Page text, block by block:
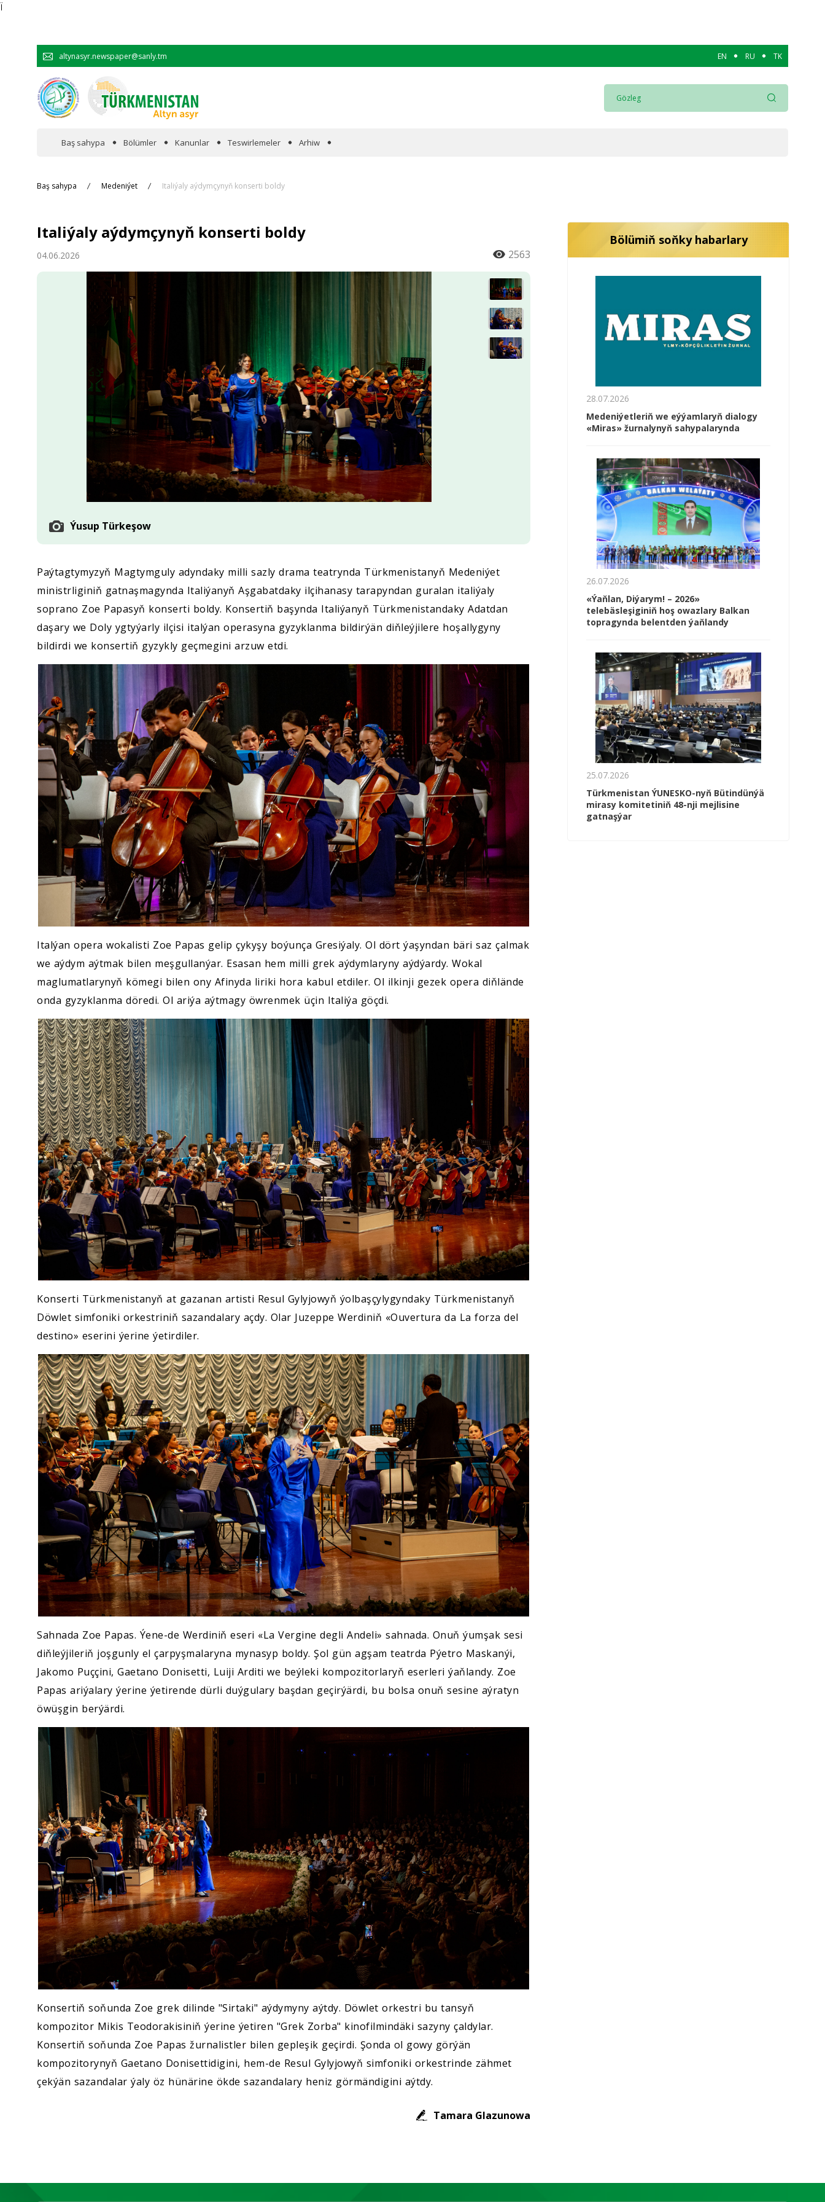
Ï
altynasyr.newspaper@sanly.tm EN RU TK
Baş sahypa Bölümler
Hyzmatdaşlyk
Ykdysadyýet
Jemgyýet
Medeniýet
Ylym
Sport
Kanunlar Teswirlemeler Arhiw
Baş sahypa Medeniýet Italiýaly aýdymçynyň konserti boldy
Italiýaly aýdymçynyň konserti boldy
04.06.2026 2563
Ýusup Türkeşow
Paýtagtymyzyň Magtymguly adyndaky milli sazly drama teatrynda Türkmenistanyň Medeniýet
ministrliginiň gatnaşmagynda Italiýanyň Aşgabatdaky ilçihanasy tarapyndan guralan italiýaly
soprano Zoe Papasyň konserti boldy. Konsertiň başynda Italiýanyň Türkmenistandaky Adatdan
daşary we Doly ygtyýarly ilçisi italýan operasyna gyzyklanma bildirýän diňleýjilere hoşallygyny
bildirdi we konsertiň gyzykly geçmegini arzuw etdi.
Italýan opera wokalisti Zoe Papas gelip çykyşy boýunça Gresiýaly. Ol dört ýaşyndan bäri saz çalmak
we aýdym aýtmak bilen meşgullanýar. Esasan hem milli grek aýdymlaryny aýdýardy. Wokal
maglumatlarynyň kömegi bilen ony Afinyda liriki hora kabul etdiler. Ol ilkinji gezek opera diňlände
onda gyzyklanma döredi. Ol ariýa aýtmagy öwrenmek üçin Italiýa göçdi.
Konserti Türkmenistanyň at gazanan artisti Resul Gylyjowyň ýolbaşçylygyndaky Türkmenistanyň
Döwlet simfoniki orkestriniň sazandalary açdy. Olar Juzeppe Werdiniň «Ouvertura da La forza del
destino» eserini ýerine ýetirdiler.
Sahnada Zoe Papas. Ýene-de Werdiniň eseri «La Vergine degli Andeli» sahnada. Onuň ýumşak sesi
diňleýjileriň joşgunly el çarpyşmalaryna mynasyp boldy. Şol gün agşam teatrda Pýetro Maskanýi,
Jakomo Puççini, Gaetano Donisetti, Luiji Arditi we beýleki kompozitorlaryň eserleri ýaňlandy. Zoe
Papas ariýalary ýerine ýetirende dürli duýgulary başdan geçirýärdi, bu bolsa onuň sesine aýratyn
öwüşgin berýärdi.
Konsertiň soňunda Zoe grek dilinde "Sirtaki" aýdymyny aýtdy. Döwlet orkestri bu tansyň
kompozitor Mikis Teodorakisiniň ýerine ýetiren "Grek Zorba" kinofilmindäki sazyny çaldylar.
Konsertiň soňunda Zoe Papas žurnalistler bilen gepleşik geçirdi. Şonda ol gowy görýän
kompozitorynyň Gaetano Donisettidigini, hem-de Resul Gylyjowyň simfoniki orkestrinde zähmet
çekýän sazandalar ýaly öz hünärine ökde sazandalary heniz görmändigini aýtdy.
Tamara Glazunowa
Bölümiň soňky habarlary
28.07.2026
Medeniýetleriň we eýýamlaryň dialogy
«Miras» žurnalynyň sahypalarynda
26.07.2026
«Ýaňlan, Diýarym! – 2026»
telebäsleşiginiň hoş owazlary Balkan
topragynda belentden ýaňlandy
25.07.2026
Türkmenistan ÝUNESKO-nyň Bütindünýä
mirasy komitetiniň 48-nji mejlisine
gatnaşýar